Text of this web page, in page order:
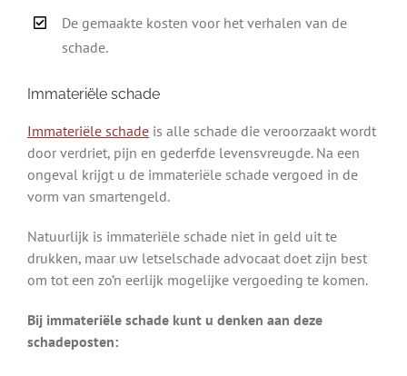
De gemaakte kosten voor het verhalen van de
schade.
Immateriële schade
Immateriële schade is alle schade die veroorzaakt wordt
door verdriet, pijn en gederfde levensvreugde. Na een
ongeval krijgt u de immateriële schade vergoed in de
vorm van smartengeld.
Natuurlijk is immateriële schade niet in geld uit te
drukken, maar uw letselschade advocaat doet zijn best
om tot een zo’n eerlijk mogelijke vergoeding te komen.
Bij immateriële schade kunt u denken aan deze
schadeposten: